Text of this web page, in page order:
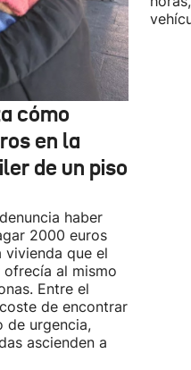
cómo
en la
de un piso
haber
2000 euros
vivienda que el
al mismo
Entre el
de encontrar
de urgencia,
ascienden a